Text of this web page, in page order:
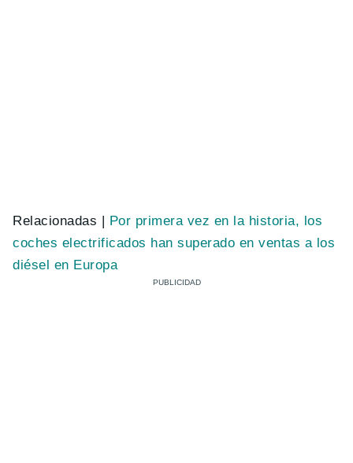
Relacionadas | Por primera vez en la historia, los
coches electrificados han superado en ventas a los
diésel en Europa